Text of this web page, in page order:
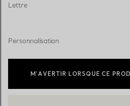
Lettre
Personnalisation
M’AVERTIR LORSQUE CE